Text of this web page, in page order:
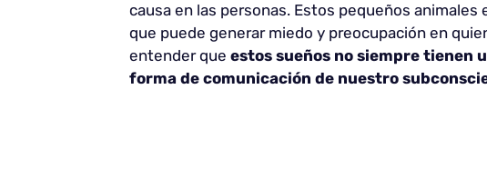
causa en las personas. Estos pequeños
que puede generar miedo y preocupación en
entender que estos sueños no siempre tienen
forma de comunicación de nuestro